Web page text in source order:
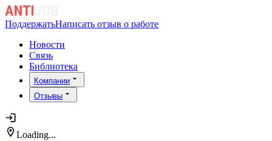
ПоддержатьНаписать отзыв о работе
Новости
Связь
Библиотека
Компании
Отзывы
Loading...